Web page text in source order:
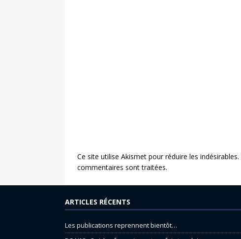
Ce site utilise Akismet pour réduire les indésirables.
commentaires sont traitées.
ARTICLES RÉCENTS
Les publications reprennent bientôt…